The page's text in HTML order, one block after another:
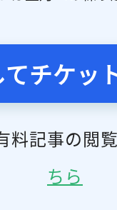
チケッ
料記事の閲
ちら